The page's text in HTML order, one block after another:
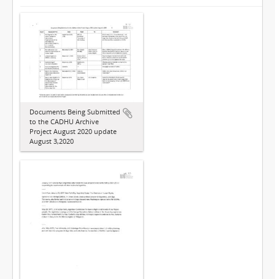
Documents Being Submitted
to the CADHU Archive
Project August 2020 update
August 3,2020